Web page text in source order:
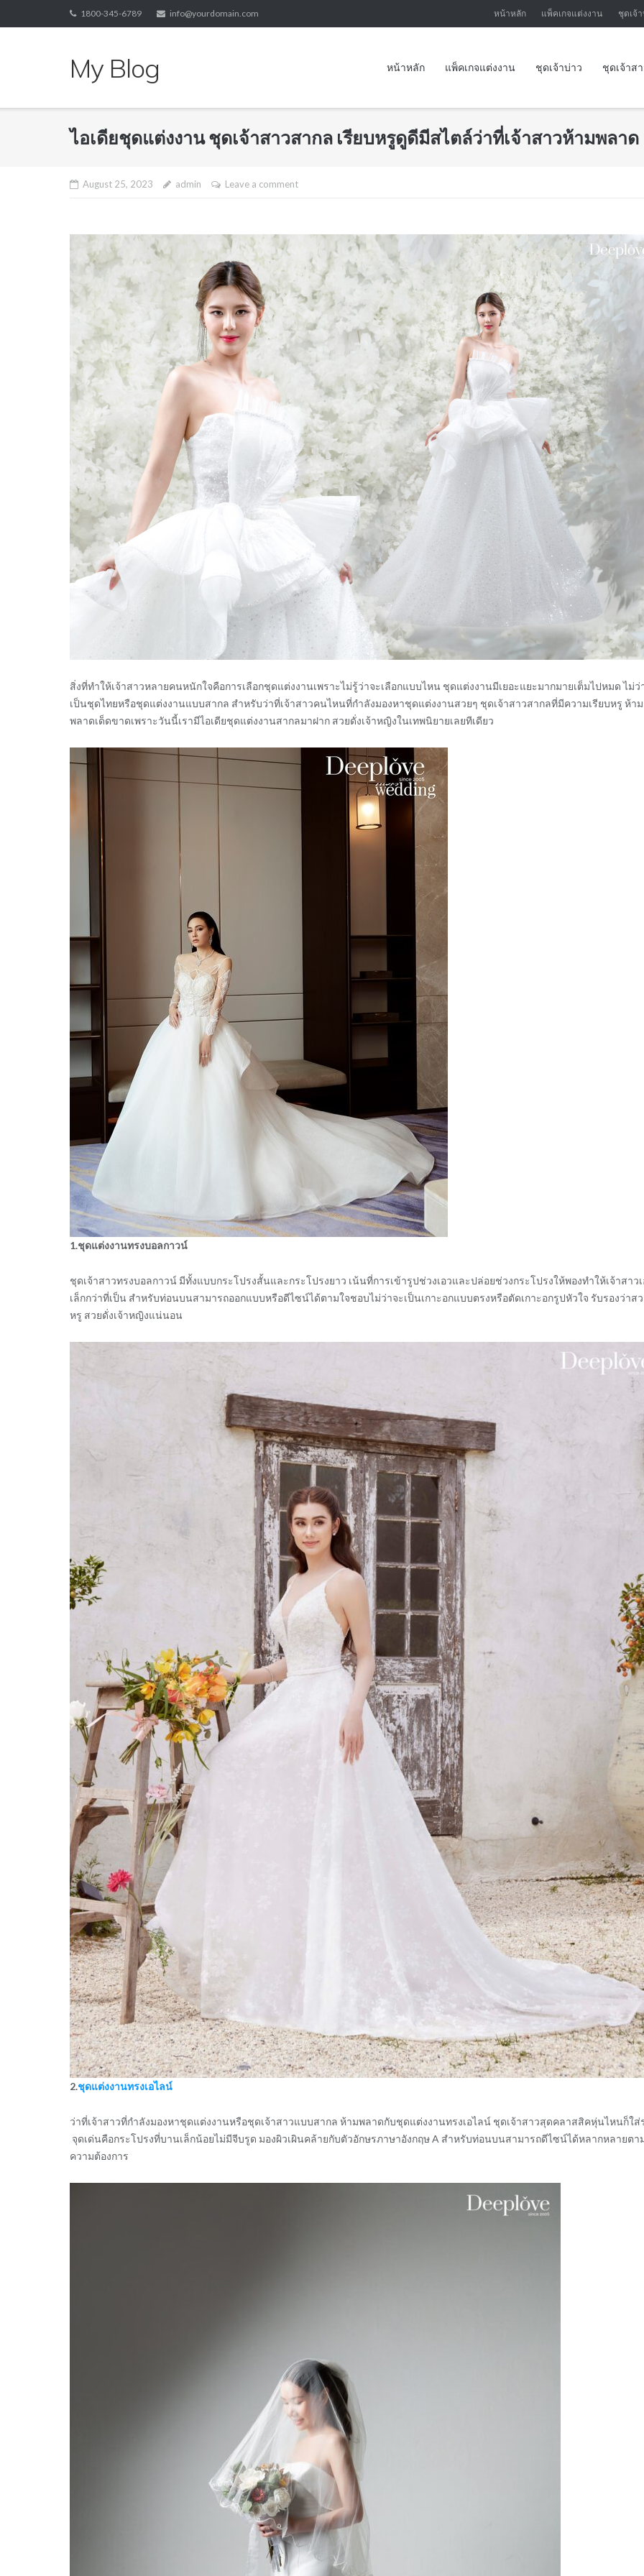
to
1800-345-6789 info@yourdomain.com หน้าหลัก แพ็คเกจแต่งงาน ชุดเจ้
My Blog หน้าหลัก แพ็คเกจแต่งงาน ชุดเจ้าบ่าว ชุดเจ้าส
ไอเดียชุดแต่งงาน ชุดเจ้าสาวสากล เรียบหรูดูดีมีสไตล์ว่าที่เจ้าสาวห้ามพลาด
August 25, 2023 admin Leave a comment
สิ่งที่ทำให้เจ้าสาวหลายคนหนักใจคือการเลือกชุดแต่งงานเพราะไม่รู้ว่าจะเลือกแบบไหน ชุดแต่งงานมีเยอะแยะมากมายเต็มไปหมด ไม่ว่
เป็นชุดไทยหรือชุดแต่งงานแบบสากล สำหรับว่าที่เจ้าสาวคนไหนที่กำลังมองหาชุดแต่งงานสวยๆ ชุดเจ้าสาวสากลที่มีความเรียบหรู ห้าม
พลาดเด็ดขาดเพราะวันนี้เรามีไอเดียชุดแต่งงานสากลมาฝาก สวยดั่งเจ้าหญิงในเทพนิยายเลยทีเดียว
1.ชุดแต่งงานทรงบอลกาวน์
ชุดเจ้าสาวทรงบอลกาวน์ มีทั้งแบบกระโปรงสั้นและกระโปรงยาว เน้นที่การเข้ารูปช่วงเอวและปล่อยช่วงกระโปรงให้พองทำให้เจ้าสาว
เล็กกว่าที่เป็น สำหรับท่อนบนสามารถออกแบบหรือดีไซน์ได้ตามใจชอบไม่ว่าจะเป็นเกาะอกแบบตรงหรือตัดเกาะอกรูปหัวใจ รับรองว่าส
หรู สวยดั่งเจ้าหญิงแน่นอน
2.ชุดแต่งงานทรงเอไลน์
ว่าที่เจ้าสาวที่กำลังมองหาชุดแต่งงานหรือชุดเจ้าสาวแบบสากล ห้ามพลาดกับชุดแต่งงานทรงเอไลน์ ชุดเจ้าสาวสุดคลาสสิคหุ่นไหนก็ใส่
จุดเด่นคือกระโปรงที่บานเล็กน้อยไม่มีจีบรูด มองผิวเผินคล้ายกับตัวอักษรภาษาอังกฤษ A สำหรับท่อนบนสามารถดีไซน์ได้หลากหลายตา
ความต้องการ